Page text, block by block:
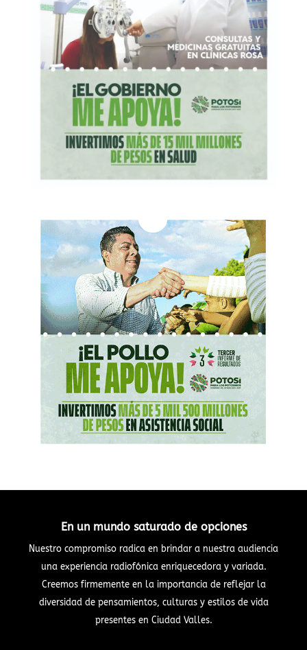
En un mundo saturado de opciones
Nuestro compromiso radica en brindar a nuestra audiencia
una experiencia radiofónica enriquecedora y variada.
Creemos firmemente en la importancia de reflejar la
diversidad de pensamientos, culturas y estilos de vida
presentes en Ciudad Valles.